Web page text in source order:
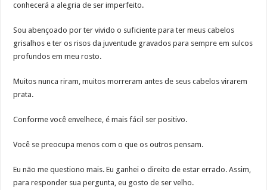
conhecerá a alegria de ser imperfeito.
Sou abençoado por ter vivido o suficiente para ter meus cabelos
grisalhos e ter os risos da juventude gravados para sempre em sulcos
profundos em meu rosto.
Muitos nunca riram, muitos morreram antes de seus cabelos virarem
prata.
Conforme você envelhece, é mais fácil ser positivo.
Você se preocupa menos com o que os outros pensam.
Eu não me questiono mais. Eu ganhei o direito de estar errado. Assim,
para responder sua pergunta, eu gosto de ser velho.